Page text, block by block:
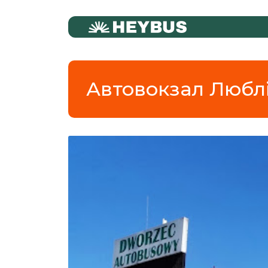
Автовокзал